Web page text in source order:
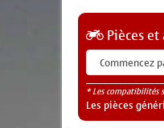
Pièces
* Les compatibilités
Les pièces